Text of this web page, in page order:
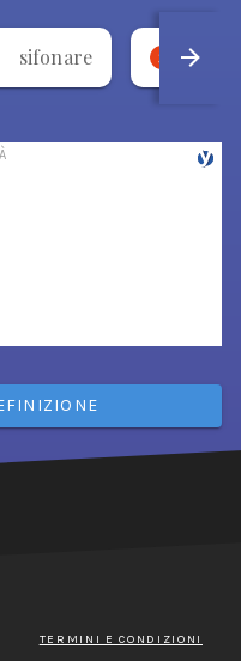
sifonare 3
TERMINI E CONDIZIONI